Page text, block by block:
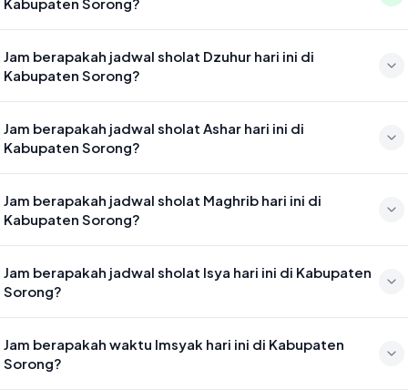
Jam berapakah jadwal sholat Dzuhur hari ini di
Kabupaten Sorong?
Jam berapakah jadwal sholat Ashar hari ini di
Kabupaten Sorong?
Jam berapakah jadwal sholat Maghrib hari ini di
Kabupaten Sorong?
Jam berapakah jadwal sholat Isya hari ini di Kabupaten
Sorong?
Jam berapakah waktu Imsyak hari ini di Kabupaten
Sorong?